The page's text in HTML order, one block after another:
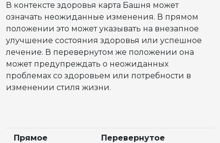
В контексте здоровья карта Башня может
означать неожиданные изменения. В прямом
положении это может указывать на внезапное
улучшение состояния здоровья или успешное
лечение. В перевернутом же положении она
может предупреждать о неожиданных
проблемах со здоровьем или потребности в
изменении стиля жизни.
Прямое
Перевернутое